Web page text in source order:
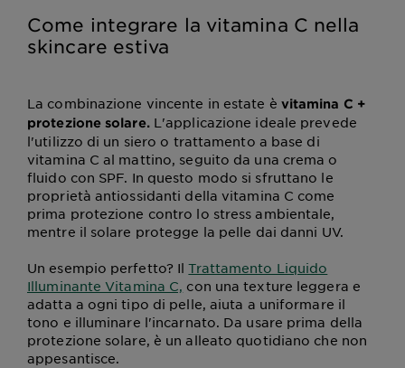
Come integrare la vitamina C nella
skincare estiva
La combinazione vincente in estate è vitamina C +
protezione solare.L'applicazione ideale prevede
l'utilizzo di un siero o trattamento a base di
vitamina C al mattino, seguito da una crema o
fluido con SPF. In questo modo si sfruttano le
proprietà antiossidanti della vitamina C come
prima protezione contro lo stress ambientale,
mentre il solare protegge la pelle dai danni UV.
Un esempio perfetto? IlTrattamento Liquido
Illuminante Vitamina C, con una texture leggera e
adatta a ogni tipo di pelle, aiuta a uniformare il
tono e illuminare l'incarnato. Da usare prima della
protezione solare, è un alleato quotidiano che non
appesantisce.